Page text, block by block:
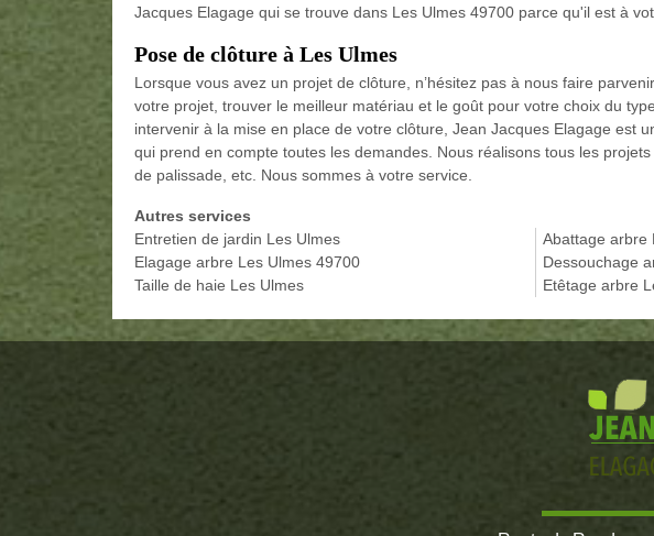
Jacques Elagage qui se trouve dans Les Ulmes 49700 parce qu'il est à
Pose de clôture à Les Ulmes
Lorsque vous avez un projet de clôture, n’hésitez pas à nous faire
votre projet, trouver le meilleur matériau et le goût pour votre choix du
intervenir à la mise en place de votre clôture, Jean Jacques Elagage est
qui prend en compte toutes les demandes. Nous réalisons tous les
de palissade, etc. Nous sommes à votre service.
Autres services
Entretien de jardin Les Ulmes
Elagage arbre Les Ulmes 49700
Taille de haie Les Ulmes
Abattage arbre
Dessouchage
Etêtage arbre